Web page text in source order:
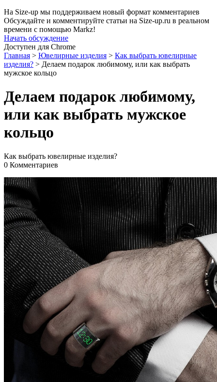
На Size-up мы поддерживаем новый формат комментариев
Обсуждайте и комментируйте статьи на Size-up.ru в реальном
времени с помощью Markz!
Начать обсуждение
Доступен для Chrome
Главная > Ювелирные изделия > Как выбрать ювелирные
изделия? > Делаем подарок любимому, или как выбрать
мужское кольцо
Делаем подарок любимому,
или как выбрать мужское
кольцо
Как выбрать ювелирные изделия?
0 Комментариев